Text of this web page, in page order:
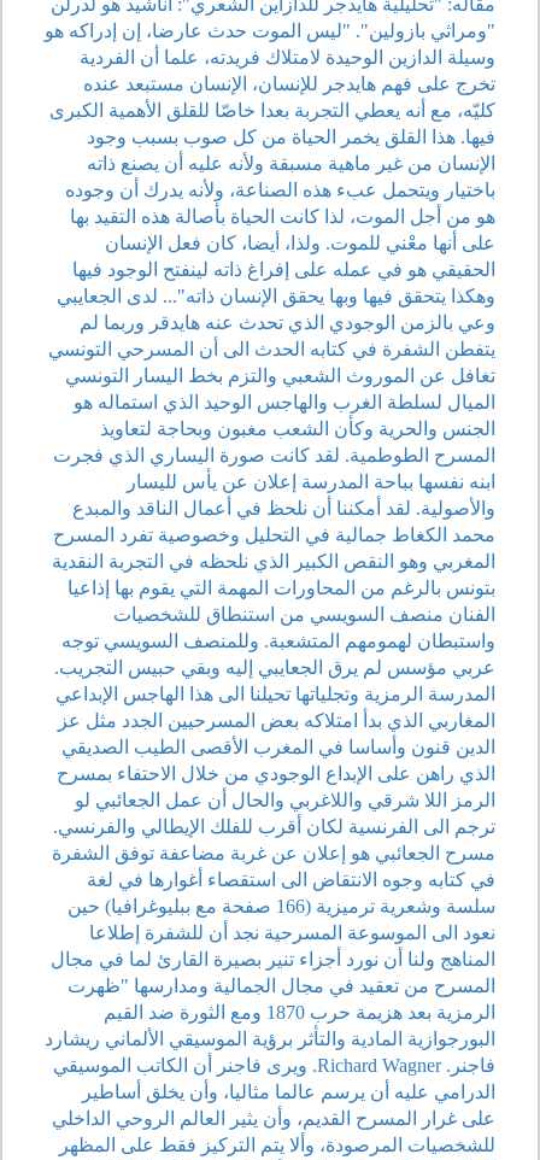
مقاله: "تحليلية هايدجر للدازاين الشعري": أناشيد هو لدرلن
"ومراثي بازولين". "ليس الموت حدث عارضا، إن إدراكه هو
وسيلة الدازين الوحيدة لامتلاك فريدته، علما أن الفردية
تخرج على فهم هايدجر للإنسان، الإنسان مستبعد عنده
كليّه، مع أنه يعطي التجربة بعدا خاصّا للقلق الأهمية الكبرى
فيها. هذا القلق يخمر الحياة من كل صوب بسبب وجود
الإنسان من غير ماهية مسبقة ولأنه عليه أن يصنع ذاته
باختيار ويتحمل عبء هذه الصناعة، ولأنه يدرك أن وجوده
هو من أجل الموت، لذا كانت الحياة بأصالة هذه التقيد بها
على أنها معْني للموت. ولذا، أيضا، كان فعل الإنسان
الحقيقي هو في عمله على إفراغ ذاته لينفتح الوجود فيها
وهكذا يتحقق فيها وبها يحقق الإنسان ذاته"... لدى الجعايبي
وعي بالزمن الوجودي الذي تحدث عنه هايدقر وربما لم
يتفطن الشفرة في كتابه الحدث الى أن المسرحي التونسي
تغافل عن الموروث الشعبي والتزم بخط اليسار التونسي
الميال لسلطة الغرب والهاجس الوحيد الذي استماله هو
الجنس والحرية وكأن الشعب مغبون وبحاجة لتعاويذ
المسرح الطوطمية. لقد كانت صورة اليساري الذي فجرت
ابنه نفسها بباحة المدرسة إعلان عن يأس لليسار
والأصولية. لقد أمكننا أن نلحظ في أعمال الناقد والمبدع
محمد الكغاط جمالية في التحليل وخصوصية تفرد المسرح
المغربي وهو النقص الكبير الذي نلحظه في التجربة النقدية
بتونس بالرغم من المحاورات المهمة التي يقوم بها إذاعيا
الفنان منصف السويسي من استنطاق للشخصيات
واستبطان لهمومهم المتشعبة. وللمنصف السويسي توجه
عربي مؤسس لم يرق الجعايبي إليه وبقي حبيس التجريب.
المدرسة الرمزية وتجلياتها تحيلنا الى هذا الهاجس الإبداعي
المغاربي الذي بدأ امتلاكه بعض المسرحيين الجدد مثل عز
الدين قنون وأساسا في المغرب الأقصى الطيب الصديقي
الذي راهن على الإبداع الوجودي من خلال الاحتفاء بمسرح
الرمز اللا شرقي واللاغربي والحال أن عمل الجعائبي لو
ترجم الى الفرنسية لكان أقرب للفلك الإيطالي والفرنسي.
مسرح الجعائبي هو إعلان عن غربة مضاعفة توفق الشفرة
في كتابه وجوه الانتقاض الى استقصاء أغوارها في لغة
سلسة وشعرية ترميزية (166 صفحة مع ببليوغرافيا) حين
نعود الى الموسوعة المسرحية نجد أن للشفرة إطلاعا
المناهج ولنا أن نورد أجزاء تنير بصيرة القارئ لما في مجال
المسرح من تعقيد في مجال الجمالية ومدارسها "ظهرت
الرمزية بعد هزيمة حرب 1870 ومع الثورة ضد القيم
البورجوازية المادية والتأثر برؤية الموسيقي الألماني ريشارد
فاجنر. Richard Wagner. ويرى فاجنر أن الكاتب الموسيقي
الدرامي عليه أن يرسم عالما مثاليا، وأن يخلق أساطير
على غرار المسرح القديم، وأن يثير العالم الروحي الداخلي
للشخصيات المرصودة، وألا يتم التركيز فقط على المظهر